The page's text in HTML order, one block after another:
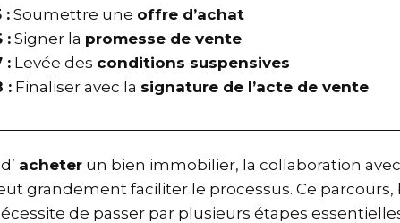
:Soumettre une offre d’achat
:Signer la promesse de vente
:Levée des conditions suspensives
:Finaliser avec la signature de l’acte de vente
acheter un bien immobilier, la collaboration
grandement faciliter le processus. Ce parcours,
de passer par plusieurs étapes